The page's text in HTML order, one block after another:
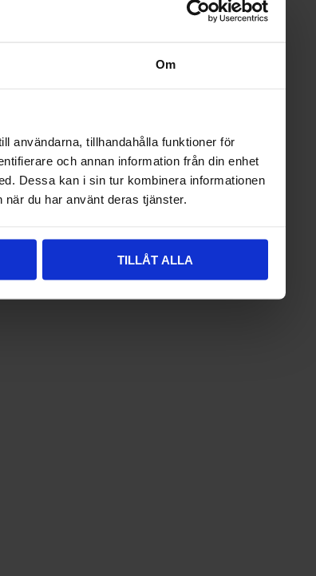
Om
användarna, tillhandahålla funktioner för
och annan information från din enhet
Dessa kan i sin tur kombinera informationen
du har använt deras tjänster.
TILLÅT ALLA